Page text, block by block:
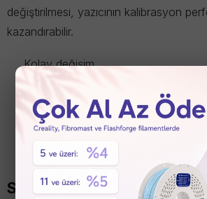
değiştirilmesi, yazıcının kalibrasyon
kazandırabilir.
Kolay değişim
Hızlı servis işlemi
Orijinal uyumluluk
Daha düşük duruş süresi
SPARKX i7 ile Tam